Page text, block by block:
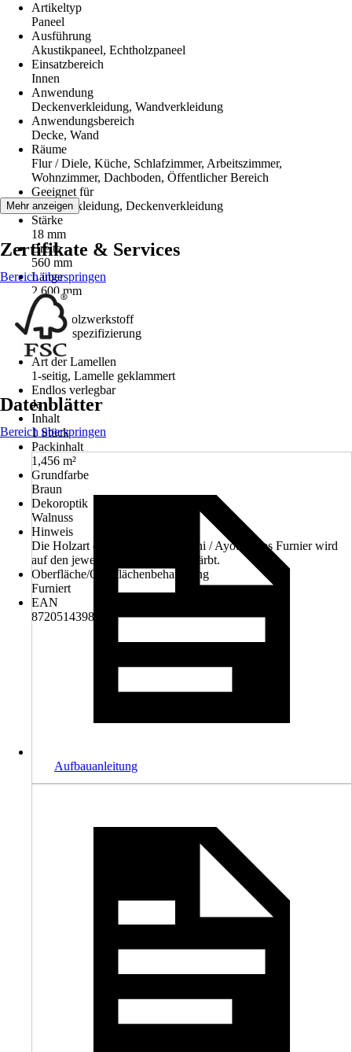
Artikeltyp
Paneel
Ausführung
Akustikpaneel, Echtholzpaneel
Einsatzbereich
Innen
Anwendung
Deckenverkleidung, Wandverkleidung
Anwendungsbereich
Decke, Wand
Räume
Flur / Diele, Küche, Schlafzimmer, Arbeitszimmer,
Wohnzimmer, Dachboden, Öffentlicher Bereich
Geeignet für
Wandverkleidung, Deckenverkleidung
Stärke
18 mm
Breite
560 mm
Länge
2.600 mm
Material
Holz, Holzwerkstoff
Materialspezifizierung
MDF
Art der Lamellen
1-seitig, Lamelle geklammert
Endlos verlegbar
Ja
Inhalt
1 Stück
Packinhalt
1,456 m²
Grundfarbe
Braun
Dekoroptik
Walnuss
Hinweis
Die Holzart des Furniers ist Abachi / Ayous. Das Furnier wird
auf den jeweiligen Farbton eingefärbt.
Oberfläche/Oberflächenbehandlung
Furniert
EAN
8720514398470
Mehr anzeigen
Zertifikate & Services
Bereich überspringen
Datenblätter
Bereich überspringen
Aufbauanleitung